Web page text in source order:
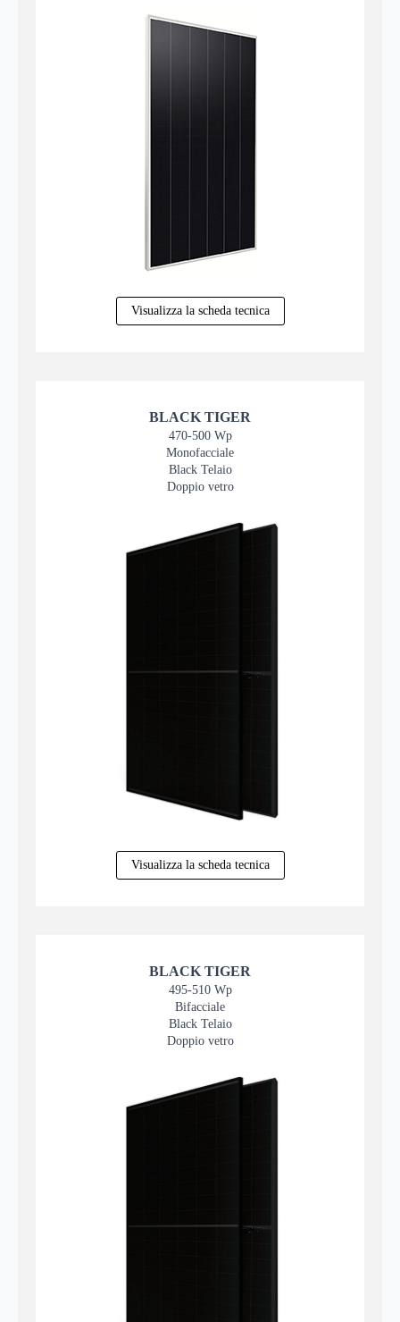
Visualizza la scheda tecnica
BLACK TIGER
470-500 Wp
Monofacciale
Black Telaio
Doppio vetro
Visualizza la scheda tecnica
BLACK TIGER
495-510 Wp
Bifacciale
Black Telaio
Doppio vetro